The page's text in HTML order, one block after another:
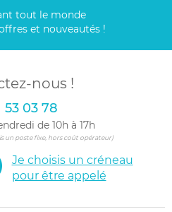
tout le monde
et nouveautés !
nous !
53 03 78
de 10h à 17h
un poste fixe, hors coût opérateur)
Je choisis un créneau
pour être appelé